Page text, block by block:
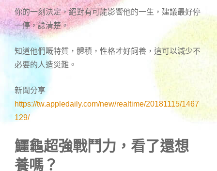
你的一刻決定，絕對有可能影響他的一生，建議最好停
一停，諗清楚。
知道他們嘅特質，體積，性格才好飼養，這可以減少不
必要的人造災難。
新聞分享
https://tw.appledaily.com/new/realtime/20181115/1467
129/
鱷龜超強戰鬥力，看了還想
養嗎？